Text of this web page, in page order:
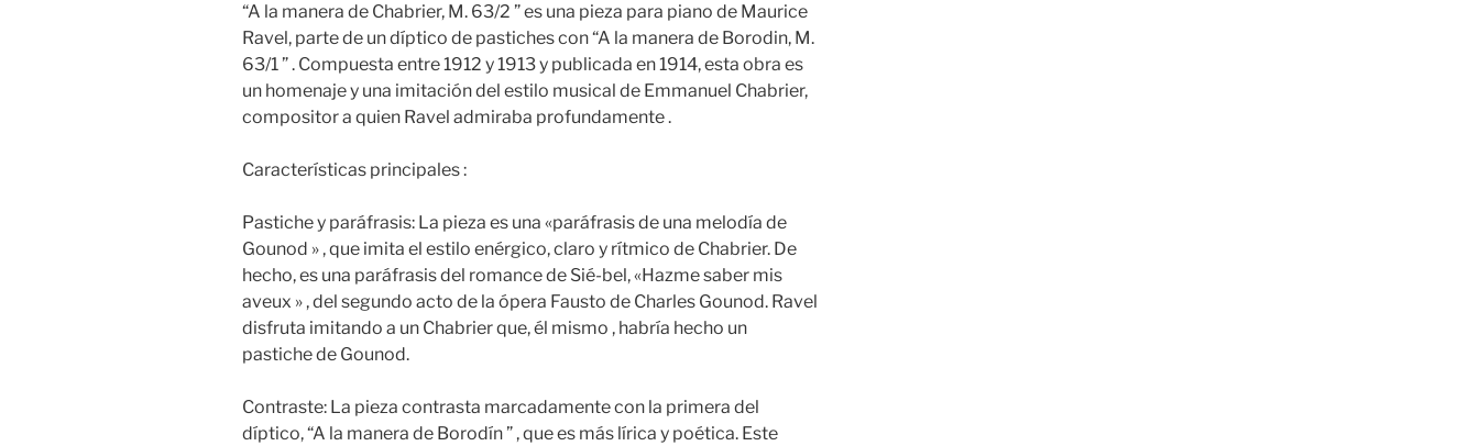
“A la manera de Chabrier, M. 63/2 ” es una pieza para piano de Maurice
Ravel, parte de un díptico de pastiches con “A la manera de Borodin, M.
63/1 ” . Compuesta entre 1912 y 1913 y publicada en 1914, esta obra es
un homenaje y una imitación del estilo musical de Emmanuel Chabrier,
compositor a quien Ravel admiraba profundamente .
Características principales :
Pastiche y paráfrasis: La pieza es una «paráfrasis de una melodía de
Gounod » , que imita el estilo enérgico, claro y rítmico de Chabrier. De
hecho, es una paráfrasis del romance de Sié-bel, «Hazme saber mis
aveux » , del segundo acto de la ópera Fausto de Charles Gounod. Ravel
disfruta imitando a un Chabrier que, él mismo , habría hecho un
pastiche de Gounod.
Contraste: La pieza contrasta marcadamente con la primera del
díptico, “A la manera de Borodín ” , que es más lírica y poética. Este